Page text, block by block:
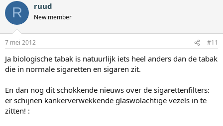
R ruud
New member
7 mei 2012 #11
Ja biologische tabak is natuurlijk iets heel anders dan de tabak
die in normale sigaretten en sigaren zit.
En dan nog dit schokkende nieuws over de sigarettenfilters:
er schijnen kankerverwekkende glaswolachtige vezels in te
zitten! :